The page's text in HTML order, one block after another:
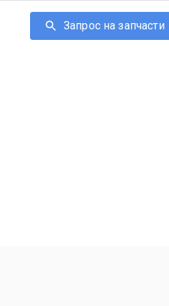
Запрос на запчасти